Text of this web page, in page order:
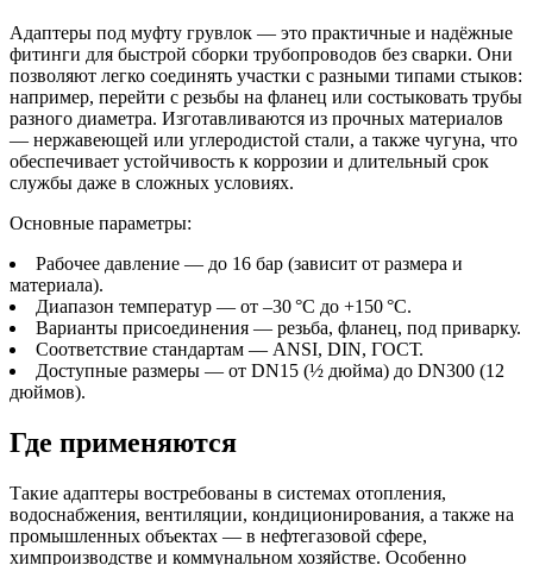
Адаптеры под муфту грувлок — это практичные и надёжные
фитинги для быстрой сборки трубопроводов без сварки. Они
позволяют легко соединять участки с разными типами стыков:
например, перейти с резьбы на фланец или состыковать трубы
разного диаметра. Изготавливаются из прочных материалов
— нержавеющей или углеродистой стали, а также чугуна, что
обеспечивает устойчивость к коррозии и длительный срок
службы даже в сложных условиях.
Основные параметры:
Рабочее давление — до 16 бар (зависит от размера и
материала).
Диапазон температур — от –30 °C до +150 °C.
Варианты присоединения — резьба, фланец, под приварку.
Соответствие стандартам — ANSI, DIN, ГОСТ.
Доступные размеры — от DN15 (½ дюйма) до DN300 (12
дюймов).
Где применяются
Такие адаптеры востребованы в системах отопления,
водоснабжения, вентиляции, кондиционирования, а также на
промышленных объектах — в нефтегазовой сфере,
химпроизводстве и коммунальном хозяйстве. Особенно